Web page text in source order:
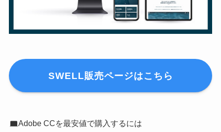
SWELL販売ページはこちら
Adobe CCを最安値で購入するには